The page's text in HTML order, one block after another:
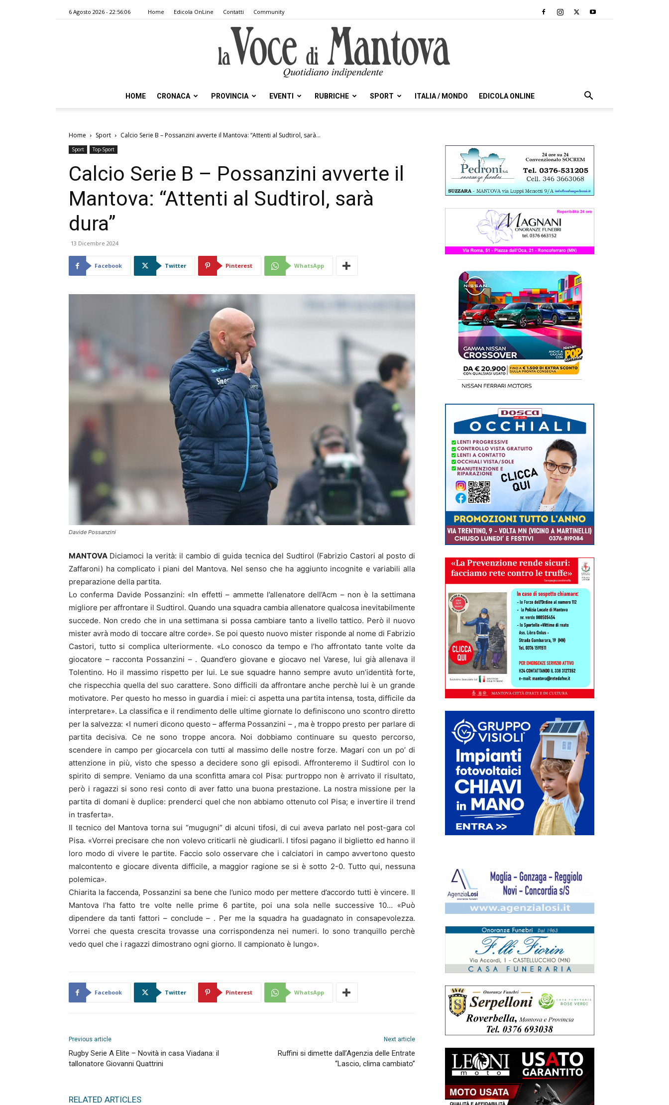
6 Agosto 2026 - 22:56:06 Home Edicola OnLine Contatti Community
Voce
HOME CRONACA PROVINCIA EVENTI RUBRICHE SPORT ITALIA / MONDO EDICOLA ONLINE
Home Sport Calcio Serie B – Possanzini avverte il Mantova: “Attenti al Sudtirol, sarà...
Sport Top-Sport
Calcio Serie B – Possanzini avverte il
Mantova: “Attenti al Sudtirol, sarà
dura”
13 Dicembre 2024
Facebook Twitter Pinterest WhatsApp
Davide Possanzini
MANTOVA Diciamoci la verità: il cambio di guida tecnica del Sudtirol (Fabrizio Castori al posto di
Zaffaroni) ha complicato i piani del Mantova. Nel senso che ha aggiunto incognite e variabili alla
preparazione della partita.
Lo conferma Davide Possanzini: «In effetti – ammette l’allenatore dell’Acm – non è la settimana
migliore per affrontare il Sudtirol. Quando una squadra cambia allenatore qualcosa inevitabilmente
succede. Non credo che in una settimana si possa cambiare tanto a livello tattico. Però il nuovo
mister avrà modo di toccare altre corde». Se poi questo nuovo mister risponde al nome di Fabrizio
Castori, tutto si complica ulteriormente. «Lo conosco da tempo e l’ho affrontato tante volte da
giocatore – racconta Possanzini – . Quand’ero giovane e giocavo nel Varese, lui già allenava il
Tolentino. Ho il massimo rispetto per lui. Le sue squadre hanno sempre avuto un’identità forte,
che rispecchia quella del suo carattere. Sono difficili da affrontare anche perchè lui è un grande
motivatore. Per questo ho messo in guardia i miei: ci aspetta una partita intensa, tosta, difficile da
interpretare». La classifica e il rendimento delle ultime giornate lo definiscono uno scontro diretto
per la salvezza: «I numeri dicono questo – afferma Possanzini – , ma è troppo presto per parlare di
partita decisiva. Ce ne sono troppe ancora. Noi dobbiamo continuare su questo percorso,
scendere in campo per giocarcela con tutti al massimo delle nostre forze. Magari con un po’ di
attenzione in più, visto che spesso a decidere sono gli episodi. Affronteremo il Sudtirol con lo
spirito di sempre. Veniamo da una sconfitta amara col Pisa: purtroppo non è arrivato il risultato,
però i ragazzi si sono resi conto di aver fatto una buona prestazione. La nostra missione per la
partita di domani è duplice: prenderci quel che non abbiamo ottenuto col Pisa; e invertire il trend
in trasferta».
Il tecnico del Mantova torna sui “mugugni” di alcuni tifosi, di cui aveva parlato nel post-gara col
Pisa. «Vorrei precisare che non volevo criticarli nè giudicarli. I tifosi pagano il biglietto ed hanno il
loro modo di vivere le partite. Faccio solo osservare che i calciatori in campo avvertono questo
malcontento e giocare diventa difficile, a maggior ragione se si è sotto 2-0. Tutto qui, nessuna
polemica».
Chiarita la faccenda, Possanzini sa bene che l’unico modo per mettere d’accordo tutti è vincere. Il
Mantova l’ha fatto tre volte nelle prime 6 partite, poi una sola nelle successive 10… «Può
dipendere da tanti fattori – conclude – . Per me la squadra ha guadagnato in consapevolezza.
Vorrei che questa crescita trovasse una corrispondenza nei numeri. Io sono tranquillo perchè
vedo quel che i ragazzi dimostrano ogni giorno. Il campionato è lungo».
Facebook Twitter Pinterest WhatsApp
Previous article
Rugby Serie A Elite – Novità in casa Viadana: il
tallonatore Giovanni Quattrini
Next article
Ruffini si dimette dall’Agenzia delle Entrate
“Lascio, clima cambiato”
RELATED ARTICLES